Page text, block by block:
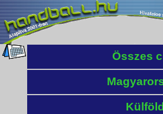
Összes
Külföld